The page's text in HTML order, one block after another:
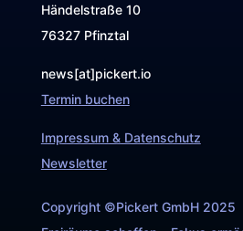
Händelstraße 10
76327 Pfinztal
news[at]pickert.io
Termin buchen
Impressum & Datenschutz
Newsletter
Copyright ©Pickert GmbH 2025